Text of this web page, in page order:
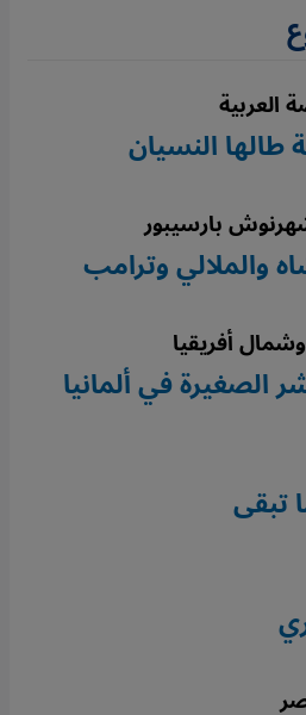
العربية
طالها النسيان
شهرنوش بارسيبور
والملالي وترامب
أفريقيا
الصغيرة في ألمانيا
تبقى